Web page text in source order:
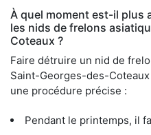
À quel moment est-il plus
les nids de frelons
Coteaux ?
Faire détruire un nid de
Saint-Georges-des-Coteaux
une procédure précise :
Pendant le printemps, il